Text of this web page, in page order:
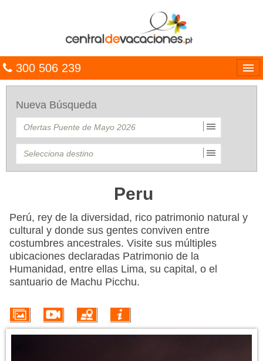
300 506 239
TRIP PLANNER
PACOTES
CARAÍBAS
CRUZEIROS
PROMOÇÕES
HOTÉIS
VOO + HOTEL
EXCURSÕES
Nueva Búsqueda
Peru
Perú, rey de la diversidad, rico patrimonio natural y
cultural y donde sus gentes conviven entre
costumbres ancestrales. Visite sus múltiples
ubicaciones declaradas Patrimonio de la
Humanidad, entre ellas Lima, su capital, o el
santuario de Machu Picchu.